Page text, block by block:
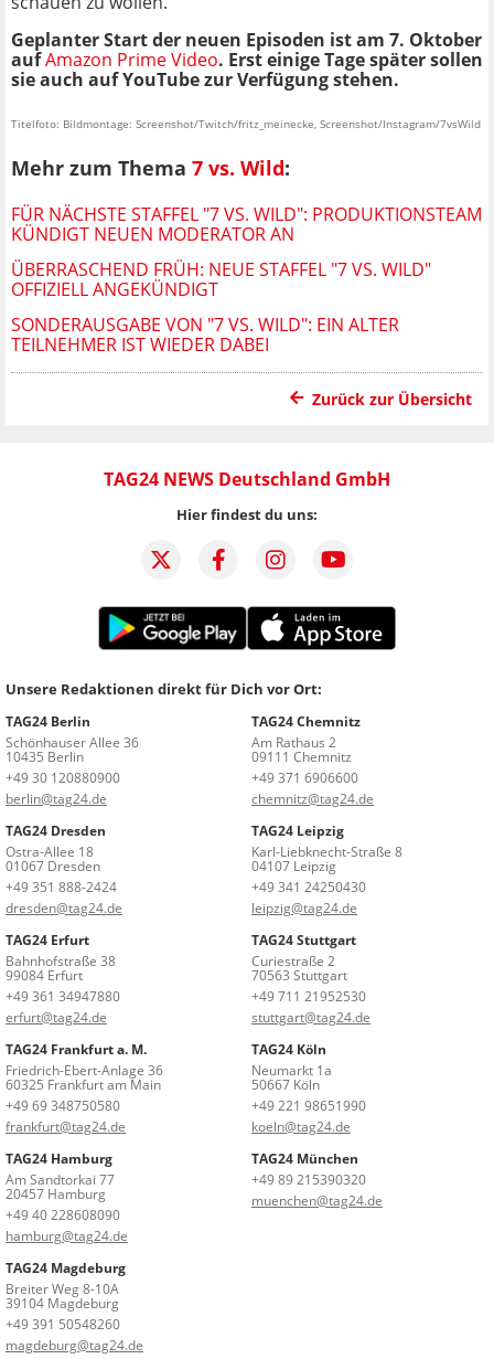
Geplanter Start der neuen Episoden ist am 7. Oktober
aufAmazon Prime Video. Erst einige Tage später sollen
sie auch auf YouTube zur Verfügung stehen.
Titelfoto: Bildmontage: Screenshot/Twitch/fritz_meinecke, Screenshot/Instagram/7vsWild
Mehr zum Thema 7 vs. Wild:
FÜR NÄCHSTE STAFFEL "7 VS. WILD": PRODUKTIONSTEAM
KÜNDIGT NEUEN MODERATOR AN
ÜBERRASCHEND FRÜH: NEUE STAFFEL "7 VS. WILD"
OFFIZIELL ANGEKÜNDIGT
SONDERAUSGABE VON "7 VS. WILD": EIN ALTER
TEILNEHMER IST WIEDER DABEI
Zurück zur Übersicht
TAG24 NEWS Deutschland GmbH
Hier findest du uns:
Unsere Redaktionen direkt für Dich vor Ort:
TAG24 Berlin
Schönhauser Allee 36
10435 Berlin
+49 30 120880900
berlin@tag24.de
TAG24 Chemnitz
Am Rathaus 2
09111 Chemnitz
+49 371 6906600
chemnitz@tag24.de
TAG24 Dresden
Ostra-Allee 18
01067 Dresden
+49 351 888-2424
dresden@tag24.de
TAG24 Leipzig
Karl-Liebknecht-Straße 8
04107 Leipzig
+49 341 24250430
leipzig@tag24.de
TAG24 Erfurt
Bahnhofstraße 38
99084 Erfurt
+49 361 34947880
erfurt@tag24.de
TAG24 Stuttgart
Curiestraße 2
70563 Stuttgart
+49 711 21952530
stuttgart@tag24.de
TAG24 Frankfurt a. M.
Friedrich-Ebert-Anlage 36
60325 Frankfurt am Main
+49 69 348750580
frankfurt@tag24.de
TAG24 Köln
Neumarkt 1a
50667 Köln
+49 221 98651990
koeln@tag24.de
TAG24 Hamburg
Am Sandtorkai 77
20457 Hamburg
+49 40 228608090
hamburg@tag24.de
TAG24 München
+49 89 215390320
muenchen@tag24.de
TAG24 Magdeburg
Breiter Weg 8-10A
39104 Magdeburg
+49 391 50548260
magdeburg@tag24.de